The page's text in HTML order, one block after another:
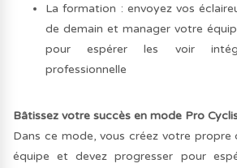
La formation : envoyez vos
de demain et manager votre
pour espérer les voir
professionnelle
Bâtissez votre succès en mode Pro
Dans ce mode, vous créez votre propre
équipe et devez progresser pour